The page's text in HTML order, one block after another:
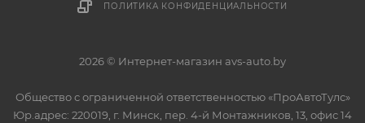
ПОЛИТИКА КОНФИДЕНЦИАЛЬНОСТИ
2026 © Интернет-магазин avs-auto.by
Общество с ограниченной ответственностью «ПроАвтоТулс»
Юр.адрес: 220019, г. Минск, пер. 4-й Монтажников, 13, офис 14